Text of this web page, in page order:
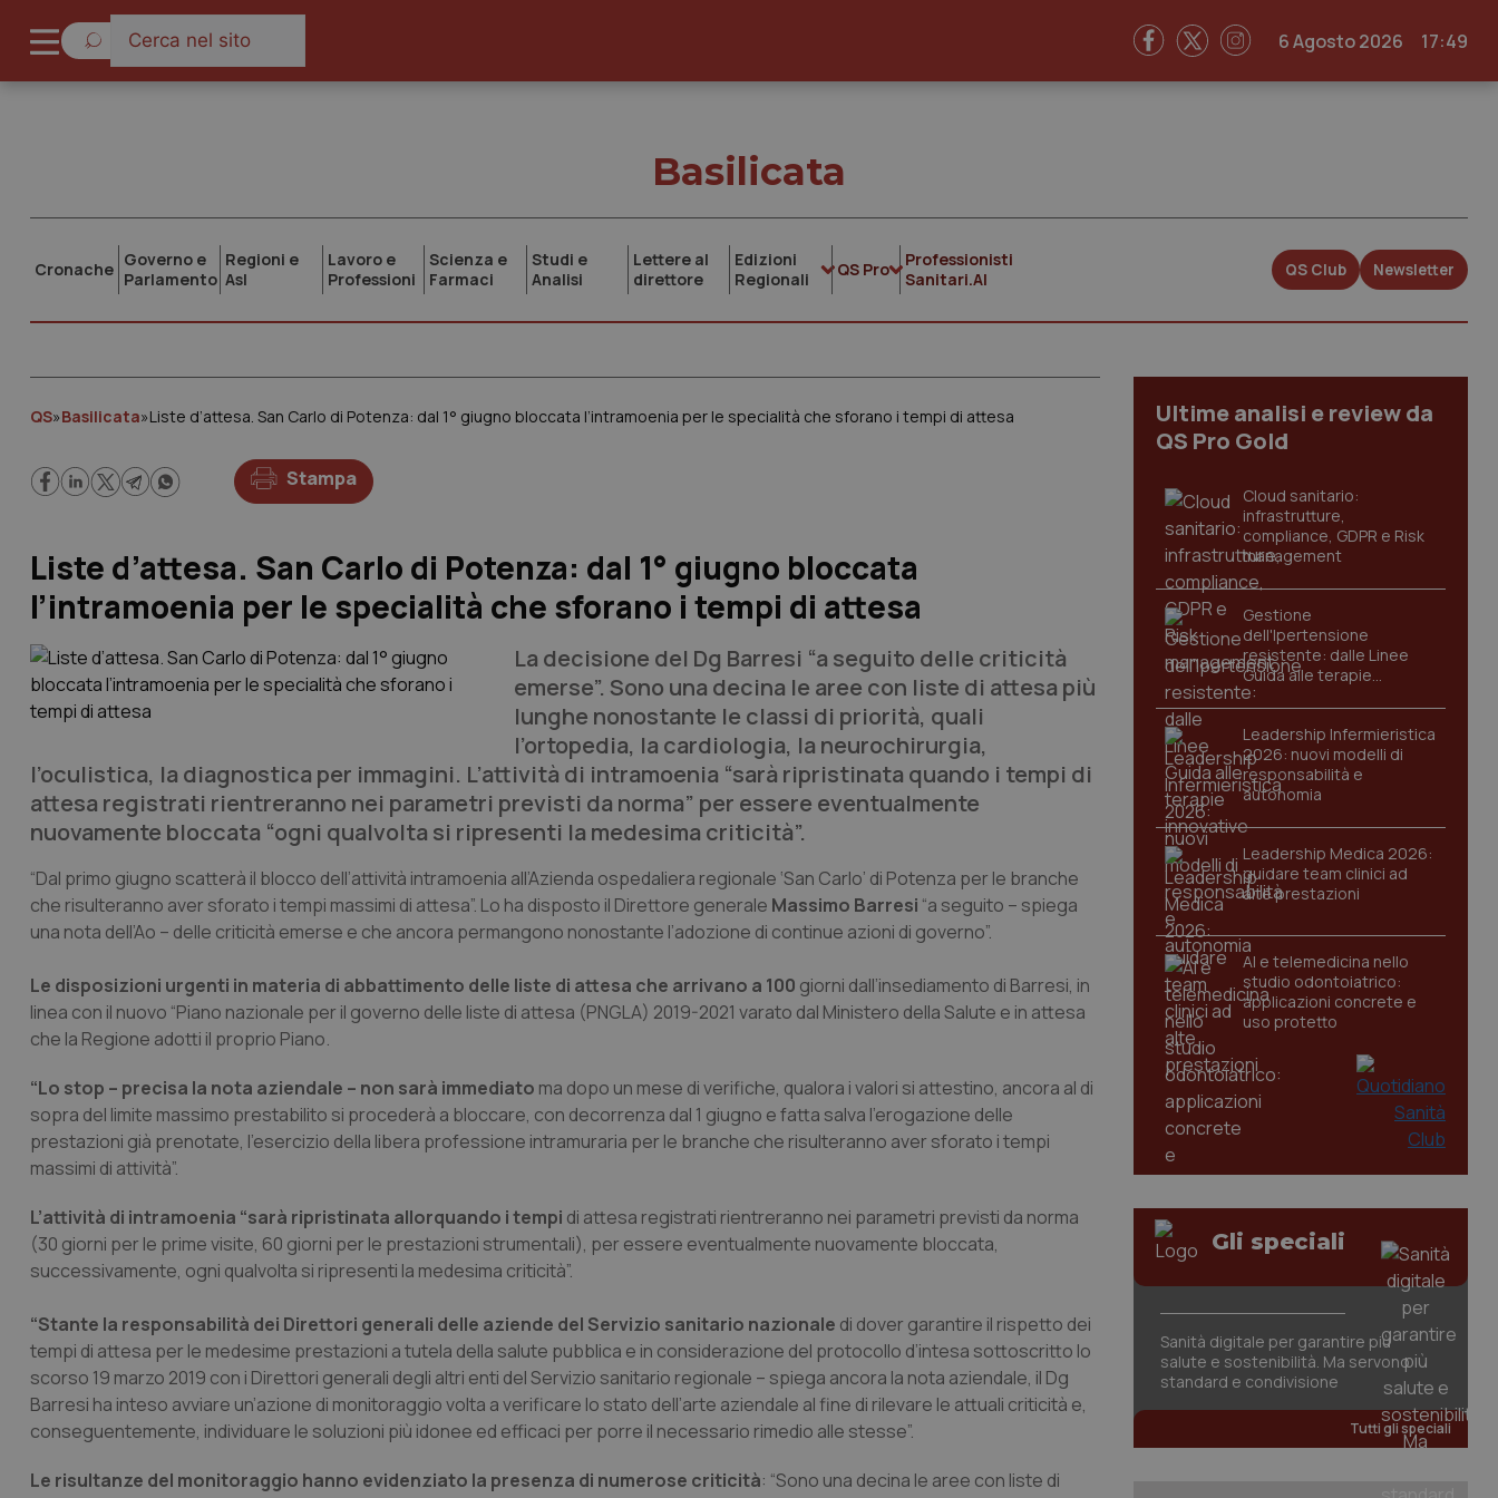
6 Agosto 2026 17:49
Basilicata
Cronache Governo e
Parlamento
Regioni e
Asl
Lavoro e
Professioni
Scienza e
Farmaci
Studi e
Analisi
Lettere al
direttore
Edizioni
Regionali
QS Pro
Professionisti
Sanitari.AI
QS Club Newsletter
QS»Basilicata»Liste d’attesa. San Carlo di Potenza: dal 1° giugno bloccata l’intramoenia per le specialità che sforano i tempi di attesa
Stampa
Liste d’attesa. San Carlo di Potenza: dal 1° giugno bloccata
l’intramoenia per le specialità che sforano i tempi di attesa
La decisione del Dg Barresi “a seguito delle criticità
emerse”. Sono una decina le aree con liste di attesa più
lunghe nonostante le classi di priorità, quali
l’ortopedia, la cardiologia, la neurochirurgia,
l’oculistica, la diagnostica per immagini. L’attività di intramoenia “sarà ripristinata quando i tempi di
attesa registrati rientreranno nei parametri previsti da norma” per essere eventualmente
nuovamente bloccata “ogni qualvolta si ripresenti la medesima criticità”.
“Dal primo giugno scatterà il blocco dell’attività intramoenia all’Azienda ospedaliera regionale ‘San Carlo’ di Potenza per le branche
che risulteranno aver sforato i tempi massimi di attesa”. Lo ha disposto il Direttore generale Massimo Barresi “a seguito – spiega
una nota dell’Ao – delle criticità emerse e che ancora permangono nonostante l’adozione di continue azioni di governo”.
Le disposizioni urgenti in materia di abbattimento delle liste di attesa che arrivano a 100 giorni dall’insediamento di Barresi, in
linea con il nuovo “Piano nazionale per il governo delle liste di attesa (PNGLA) 2019-2021 varato dal Ministero della Salute e in attesa
che la Regione adotti il proprio Piano.
“Lo stop – precisa la nota aziendale – non sarà immediato ma dopo un mese di verifiche, qualora i valori si attestino, ancora al di
sopra del limite massimo prestabilito si procederà a bloccare, con decorrenza dal 1 giugno e fatta salva l’erogazione delle
prestazioni già prenotate, l’esercizio della libera professione intramuraria per le branche che risulteranno aver sforato i tempi
massimi di attività”.
L’attività di intramoenia “sarà ripristinata allorquando i tempi di attesa registrati rientreranno nei parametri previsti da norma
(30 giorni per le prime visite, 60 giorni per le prestazioni strumentali), per essere eventualmente nuovamente bloccata,
successivamente, ogni qualvolta si ripresenti la medesima criticità”.
“Stante la responsabilità dei Direttori generali delle aziende del Servizio sanitario nazionale di dover garantire il rispetto dei
tempi di attesa per le medesime prestazioni a tutela della salute pubblica e in considerazione del protocollo d’intesa sottoscritto lo
scorso 19 marzo 2019 con i Direttori generali degli altri enti del Servizio sanitario regionale – spiega ancora la nota aziendale, il Dg
Barresi ha inteso avviare un’azione di monitoraggio volta a verificare lo stato dell’arte aziendale al fine di rilevare le attuali criticità e,
conseguentemente, individuare le soluzioni più idonee ed efficaci per porre il necessario rimedio alle stesse”.
Le risultanze del monitoraggio hanno evidenziato la presenza di numerose criticità: “Sono una decina le aree con liste di
Ultime analisi e review da
QS Pro Gold
Cloud sanitario:
infrastrutture,
compliance, GDPR e Risk
management
Gestione
dell'Ipertensione
resistente: dalle Linee
Guida alle terapie
innovative
Leadership Infermieristica
2026: nuovi modelli di
responsabilità e
autonomia
Leadership Medica 2026:
guidare team clinici ad
alte prestazioni
AI e telemedicina nello
studio odontoiatrico:
applicazioni concrete e
uso protetto
Gli speciali
Sanità digitale per garantire più
salute e sostenibilità. Ma servono
standard e condivisione
Tutti gli speciali